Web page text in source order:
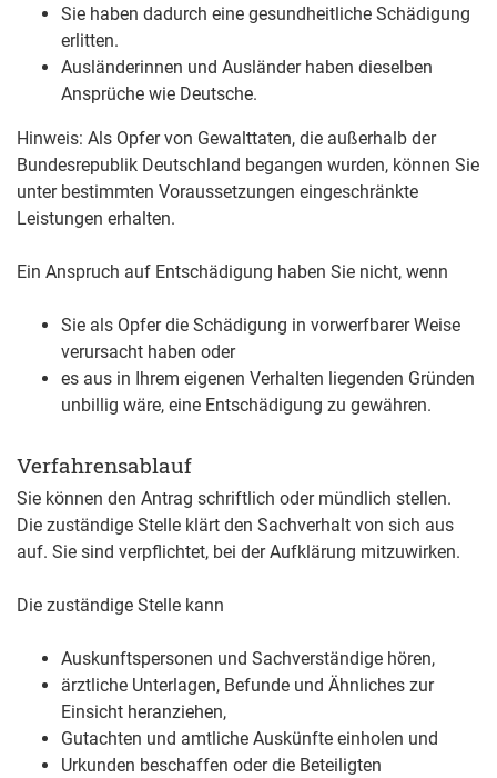
Sie haben dadurch eine gesundheitliche Schädigung
erlitten.
Ausländerinnen und Ausländer haben dieselben
Ansprüche wie Deutsche.
Hinweis: Als Opfer von Gewalttaten, die außerhalb der
Bundesrepublik Deutschland begangen wurden, können Sie
unter bestimmten Voraussetzungen eingeschränkte
Leistungen erhalten.
Ein Anspruch auf Entschädigung haben Sie nicht, wenn
Sie als Opfer die Schädigung in vorwerfbarer Weise
verursacht haben oder
es aus in Ihrem eigenen Verhalten liegenden Gründen
unbillig wäre, eine Entschädigung zu gewähren.
Verfahrensablauf
Sie können den Antrag schriftlich oder mündlich stellen.
Die zuständige Stelle klärt den Sachverhalt von sich aus
auf. Sie sind verpflichtet, bei der Aufklärung mitzuwirken.
Die zuständige Stelle kann
Auskunftspersonen und Sachverständige hören,
ärztliche Unterlagen, Befunde und Ähnliches zur
Einsicht heranziehen,
Gutachten und amtliche Auskünfte einholen und
Urkunden beschaffen oder die Beteiligten